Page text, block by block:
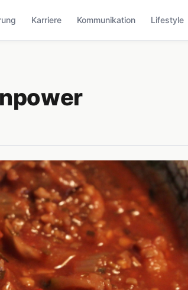
Karriere Kommunikation Lifestyle